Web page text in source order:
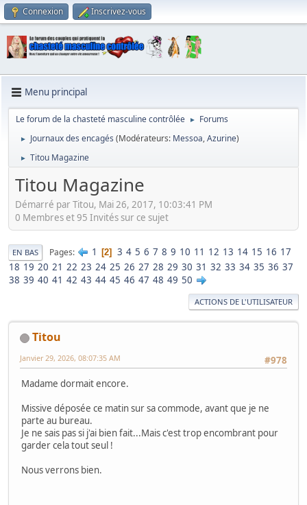
Connexion Inscrivez-vous
Menu principal
Le forum de la chasteté masculine contrôlée ► Forums
► Journaux des encagés (Modérateurs: Messoa,Azurine)
► Titou Magazine
Titou Magazine
Démarré par Titou, Mai 26, 2017, 10:03:41 PM
0 Membres et 95 Invités sur ce sujet
EN BAS Pages 1 2 3 4 5 6 7 8 9 10 11 12 13 14 15 16 17
18 19 20 21 22 23 24 25 26 27 28 29 30 31 32 33 34 35 36 37
38 39 40 41 42 43 44 45 46 47 48 49 50
ACTIONS DE L'UTILISATEUR
Titou
#978
Janvier 29, 2026, 08:07:35 AM
Madame dormait encore.
Missive déposée ce matin sur sa commode, avant que je ne
parte au bureau.
Je ne sais pas si j'ai bien fait...Mais c'est trop encombrant pour
garder cela tout seul !
Nous verrons bien.